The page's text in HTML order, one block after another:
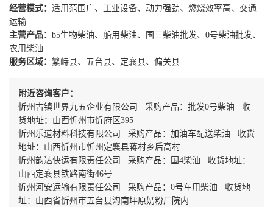
经营模式： 适用范围广、工业设备、动力强劲、燃烧效率高、交通
运输
主营产品： b5生物柴油、船用柴油、国三柴油批发、0号柴油批发、
农用柴油
服务区域： 繁峙县、五台县、定襄县、偏关县
附近咨询客户：
忻州古镇世界九五企业有限公司 采购产品：批发0号柴油 收
货地址：山西忻州市忻府区395
忻州乐道材料科技有限公司 采购产品：加油车配送柴油 收货
地址：山西忻州市忻州定襄县蒋村乡后高村
忻州韵达快运有限责任公司 采购产品：国4柴油 收货地址：
山西定襄县铁路南街46号
忻州河安运输有限责任公司 采购产品：0号车用柴油 收货地
址：山西省忻州市五台县沟南坪原奶粉厂院内